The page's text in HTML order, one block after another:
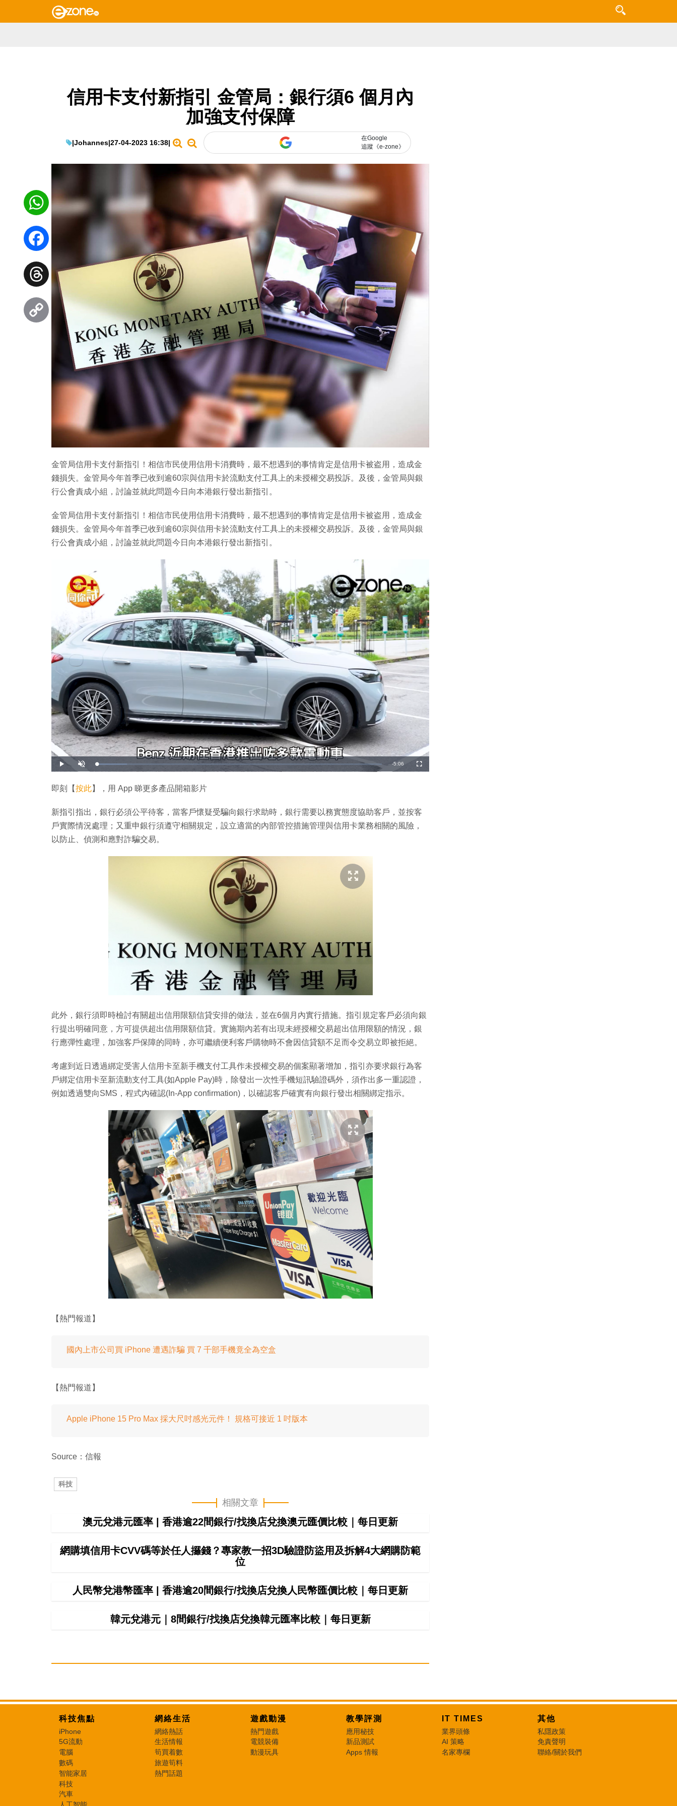
信用卡支付新指引 金管局：銀行須6 個月內
加強支付保障
|Johannes|27-04-2023 16:38|
在Google
追蹤《e-zone》
金管局信用卡支付新指引！相信市民使用信用卡消費時，最不想遇到的事情肯定是信用卡被盗用，造成金
錢損失。金管局今年首季已收到逾60宗與信用卡於流動支付工具上的未授權交易投訴。及後，金管局與銀
行公會責成小組，討論並就此問題今日向本港銀行發出新指引。
金管局信用卡支付新指引！相信市民使用信用卡消費時，最不想遇到的事情肯定是信用卡被盗用，造成金
錢損失。金管局今年首季已收到逾60宗與信用卡於流動支付工具上的未授權交易投訴。及後，金管局與銀
行公會責成小組，討論並就此問題今日向本港銀行發出新指引。
播
放
開
啟
載
入
:
1
9
%
剩
-5:06
全
螢
即刻【按此】，用 App 睇更多產品開箱影片
新指引指出，銀行必須公平待客，當客戶懷疑受騙向銀行求助時，銀行需要以務實態度協助客戶，並按客
戶實際情況處理；又重申銀行須遵守相關規定，設立適當的內部管控措施管理與信用卡業務相關的風險，
以防止、偵測和應對詐騙交易。
此外，銀行須即時檢討有關超出信用限額信貸安排的做法，並在6個月內實行措施。指引規定客戶必須向銀
行提出明確同意，方可提供超出信用限額信貸。實施期內若有出現未經授權交易超出信用限額的情況，銀
行應彈性處理，加強客戶保障的同時，亦可繼續便利客戶購物時不會因信貸額不足而令交易立即被拒絕。
考慮到近日透過綁定受害人信用卡至新手機支付工具作未授權交易的個案顯著增加，指引亦要求銀行為客
戶綁定信用卡至新流動支付工具(如Apple Pay)時，除發出一次性手機短訊驗證碼外，須作出多一重認證，
例如透過雙向SMS，程式內確認(In-App confirmation)，以確認客戶確實有向銀行發出相關綁定指示。
【熱門報道】
國內上市公司買 iPhone 遭遇詐騙 買 7 千部手機竟全為空盒
【熱門報道】
Apple iPhone 15 Pro Max 採大尺吋感光元件！ 規格可接近 1 吋版本
Source：信報
科技
相關文章
澳元兌港元匯率 | 香港逾22間銀行/找換店兌換澳元匯價比較｜每日更新
網購填信用卡CVV碼等於任人攞錢？專家教一招3D驗證防盜用及拆解4大網購防範
位
人民幣兌港幣匯率 | 香港逾20間銀行/找換店兌換人民幣匯價比較｜每日更新
韓元兌港元｜8間銀行/找換店兌換韓元匯率比較｜每日更新
WhatsApp
Facebook
Threads
科技焦點
iPhone
5G流動
電腦
數碼
智能家居
科技
汽車
網絡生活
網絡熱話
生活情報
筍買着數
旅遊筍料
熱門話題
遊戲動漫
熱門遊戲
電競裝備
動漫玩具
教學評測
應用秘技
新品測試
Apps 情報
IT TIMES
業界頭條
AI 策略
名家專欄
其他
私隱政策
免責聲明
聯絡/關於我們